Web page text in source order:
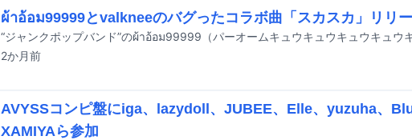
ผ้าอ้อม99999とvalkneeのバグったコラボ曲「スカスカ」リリ
2か月前
AVYSSコンピ盤にiga、lazydoll、JUBEE、Elle、yuzuha、
XAMIYAら参加